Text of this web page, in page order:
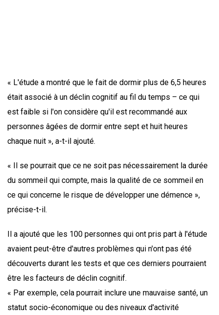
« L'étude a montré que le fait de dormir plus de 6,5 heures
était associé à un déclin cognitif au fil du temps – ce qui
est faible si l'on considère qu'il est recommandé aux
personnes âgées de dormir entre sept et huit heures
chaque nuit », a-t-il ajouté.
« Il se pourrait que ce ne soit pas nécessairement la durée
du sommeil qui compte, mais la qualité de ce sommeil en
ce qui concerne le risque de développer une démence »,
précise-t-il.
Il a ajouté que les 100 personnes qui ont pris part à l'étude
avaient peut-être d'autres problèmes qui n'ont pas été
découverts durant les tests et que ces derniers pourraient
être les facteurs de déclin cognitif.
« Par exemple, cela pourrait inclure une mauvaise santé, un
statut socio-économique ou des niveaux d'activité